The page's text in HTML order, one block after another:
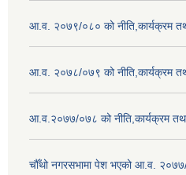
आ.व. २०७९/०८० को नीति,कार्यक्रम
आ.व. २०७८/०७९ को नीति,कार्यक्रम
आ.व.२०७७/०७८ को नीति,कार्यक्रम
चौँथो नगरसभामा पेश भएको आ.व.